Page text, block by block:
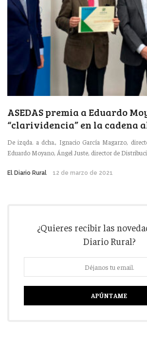
ASEDAS premia a Eduardo
“clarividencia” en la cadena
De izqda. a dcha., Ignacio García Magarzo,
Eduardo Moyano, Ángel Juste, director de
El Diario Rural 12 de marzo de 2021
¿Quieres recibir las
Diario Rural?